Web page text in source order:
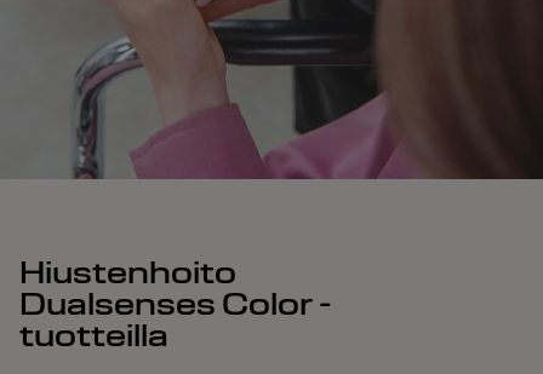
Hiustenhoito
Dualsenses Color -
tuotteilla